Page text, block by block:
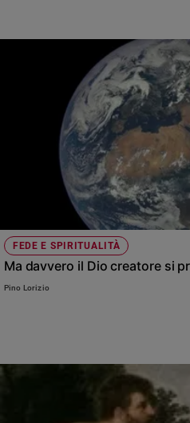
FEDE E SPIRITUALITÀ
Ma davvero il Dio creatore si
Pino Lorizio